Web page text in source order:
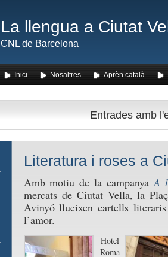
La llengua a Ciutat
CNL de Barcelona
Inici Nosaltres Aprèn català
Entrades amb
Literatura i roses a
Amb motiu de la campanyaA
mercats de Ciutat Vella, la
Avinyó llueixen cartells
l’amor.
Hotel
Roma